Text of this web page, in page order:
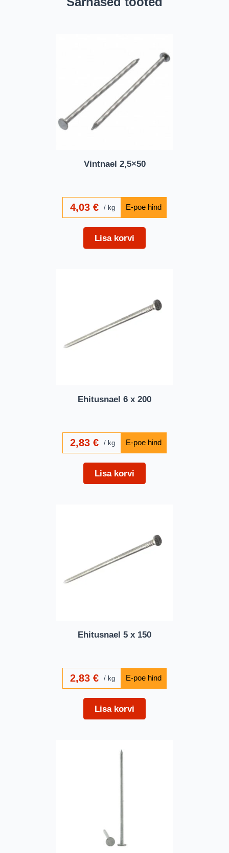
Vintnael 2,5×50
4,03 € kg
Lisa korvi
Ehitusnael 6 x 200
2,83 € kg
Lisa korvi
Ehitusnael 5 x 150
2,83 € kg
Lisa korvi